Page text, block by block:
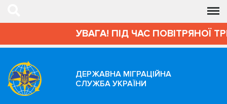
УВАГА! ПІД ЧАС ПОВІТРЯНОЇ
ДЕРЖАВНА МІГРАЦІЙНА
СЛУЖБА УКРАЇНИ